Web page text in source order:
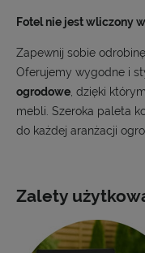
Fotel nie jest wliczony
Zapewnij sobie
Oferujemy wygodne i
ogrodowe, dzięki
mebli. Szeroka paleta
do każdej aranżacji
Zalety